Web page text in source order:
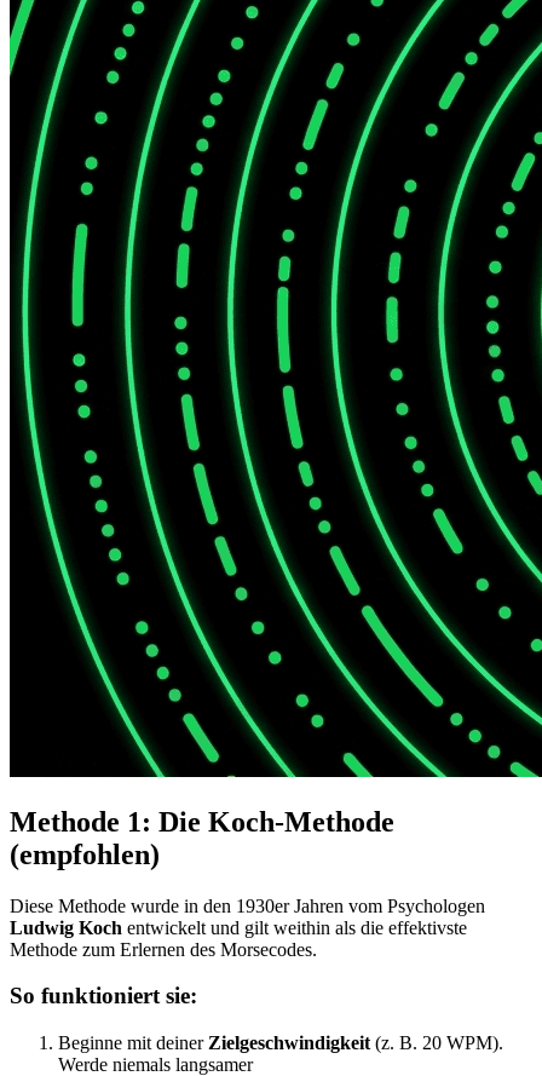
Methode 1: Die Koch-Methode
(empfohlen)
Diese Methode wurde in den 1930er Jahren vom Psychologen
Ludwig Koch entwickelt und gilt weithin als die effektivste
Methode zum Erlernen des Morsecodes.
So funktioniert sie:
Beginne mit deiner Zielgeschwindigkeit (z. B. 20 WPM).
Werde niemals langsamer